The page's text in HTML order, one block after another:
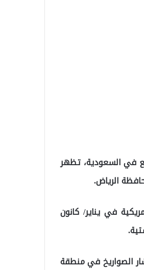
لموقع في السعودية، تظهر
الرياض.
في يناير/ كانون
الصواريخ في منطقة